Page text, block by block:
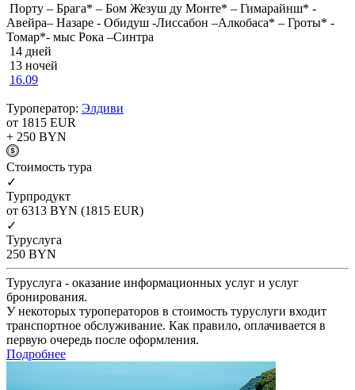
Порту – Брага* – Бом Жезуш ду Монте* – Гимарайнш* -
Авейра– Назаре - Обидуш -Лиссабон –Алкобаса* – Гроты* -
Томар*- мыс Рока –Синтра
14 дней
13 ночей
16.09
Туроператор: Элдиви
от 1815 EUR
+ 250 BYN
Cтоимость тура
✓
Турпродукт
от 6313 BYN (1815 EUR)
✓
Туруслуга
250 BYN
Туруслуга - оказание информационных услуг и услуг
бронирования.
У некоторых туроператоров в стоимость туруслуги входит
транспортное обслуживание. Как правило, оплачивается в
первую очередь после оформления.
Подробнее